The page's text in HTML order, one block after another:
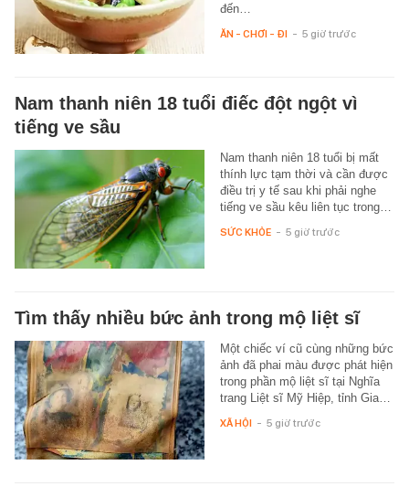
đến…
ĂN - CHƠI - ĐI - 5 giờ trước
Nam thanh niên 18 tuổi điếc đột ngột vì
tiếng ve sầu
Nam thanh niên 18 tuổi bị mất
thính lực tạm thời và cần được
điều trị y tế sau khi phải nghe
tiếng ve sầu kêu liên tục trong…
SỨC KHỎE - 5 giờ trước
Tìm thấy nhiều bức ảnh trong mộ liệt sĩ
Một chiếc ví cũ cùng những bức
ảnh đã phai màu được phát hiện
trong phần mộ liệt sĩ tại Nghĩa
trang Liệt sĩ Mỹ Hiệp, tỉnh Gia…
XÃ HỘI - 5 giờ trước